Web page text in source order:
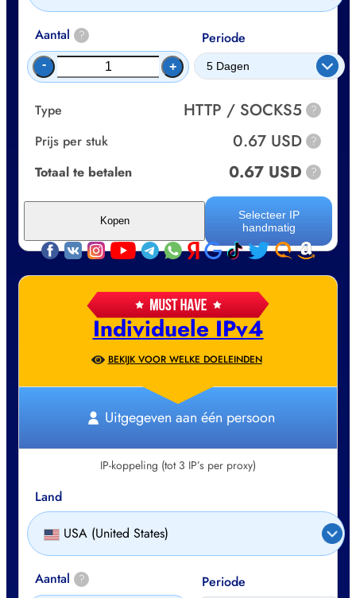
Individuele IPv4
BEKIJK VOOR WELKE DOELEINDEN
Uitgegeven aan één persoon
IP-koppeling (tot 3 IP’s per proxy)
Land
USA (United States)
Aantal ? Periode
Aantal ?
- +
Periode
Type HTTP / SOCKS5 ?
Prijs per stuk 0.67 USD ?
Totaal te betalen 0.67 USD ?
Selecteer IP
handmatig
Kopen